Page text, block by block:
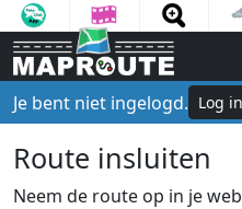
Je bent niet ingelogd. Log in
Route insluiten
Neem de route op in je